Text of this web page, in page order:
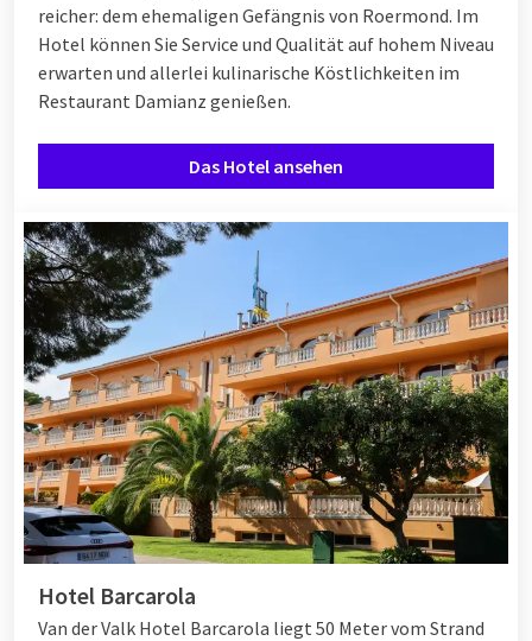
reicher: dem ehemaligen Gefängnis von Roermond. Im
Hotel können Sie Service und Qualität auf hohem Niveau
erwarten und allerlei kulinarische Köstlichkeiten im
Restaurant Damianz genießen.
Das Hotel ansehen
Hotel Barcarola
Van der Valk Hotel Barcarola liegt 50 Meter vom Strand